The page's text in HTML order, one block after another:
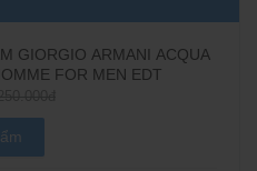
GIORGIO ARMANI ACQUA
FOR MEN EDT